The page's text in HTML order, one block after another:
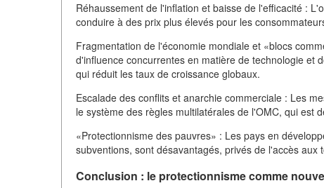
Réhaussement de l'inflation et baisse de l'efficacité :
conduire à des prix plus élevés pour les
Fragmentation de l'économie mondiale et «blocs
d'influence concurrentes en matière de technologie et
qui réduit les taux de croissance globaux.
Escalade des conflits et anarchie commerciale : Les
le système des règles multilatérales de l'OMC, qui est
«Protectionnisme des pauvres» : Les pays en
subventions, sont désavantagés, privés de l'accès aux
Conclusion : le protectionnisme comme